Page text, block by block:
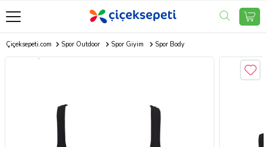
Çiçeksepeti.com Spor Outdoor Spor Giyim Spor Body